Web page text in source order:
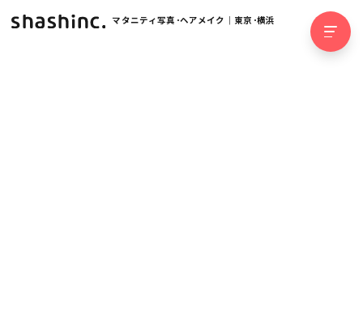
マタニティ写真･ヘアメイク｜東京･横浜